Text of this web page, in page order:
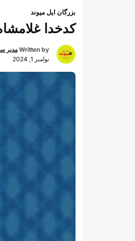
بزرگان ایل میوند
کدخدا
Written byمدیر
نوامبر 1, 2024